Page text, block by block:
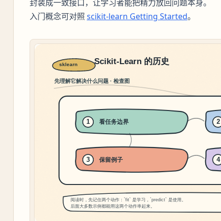
封装成一致接口，让学习者能把精力放回问题本身。
入门概念可对照 scikit-learn Getting Started。